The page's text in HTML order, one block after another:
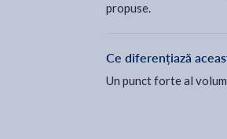
propuse.
Ce diferențiază
Un punct forte al